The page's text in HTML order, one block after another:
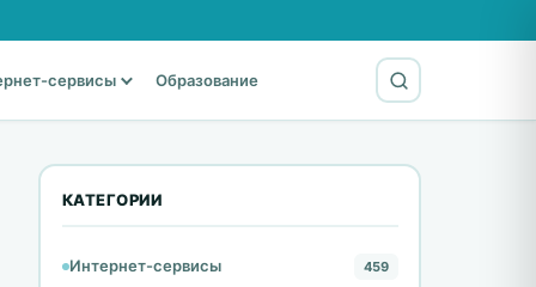
сервисы Образование
КАТЕГОРИИ
Интернет-сервисы 459